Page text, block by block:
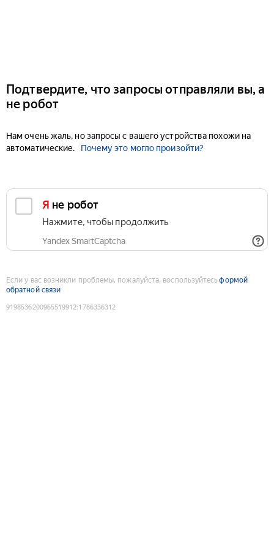
Подтвердите, что запросы отправляли вы, а
не робот
Нам очень жаль, но запросы с вашего устройства похожи на
автоматические.
Почему это могло произойти?
Я не робот
Нажмите, чтобы продолжить
Yandex SmartCaptcha
Если у вас возникли проблемы, пожалуйста, воспользуйтесьформой
обратной связи
9198536200965519912:1786336312